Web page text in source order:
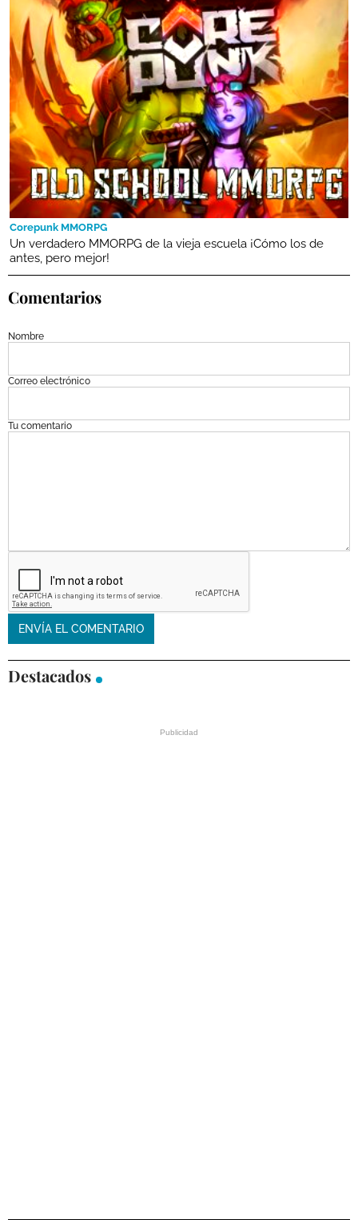
Corepunk MMORPG
Un verdadero MMORPG de la vieja escuela ¡Cómo los de
antes, pero mejor!
Comentarios
Nombre
Correo electrónico
Tu comentario
Destacados